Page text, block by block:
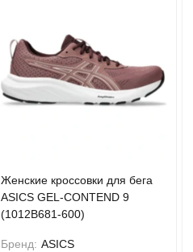
Женские кроссовки для бега
ASICS GEL-CONTEND 9
(1012B681-600)
Бренд: ASICS